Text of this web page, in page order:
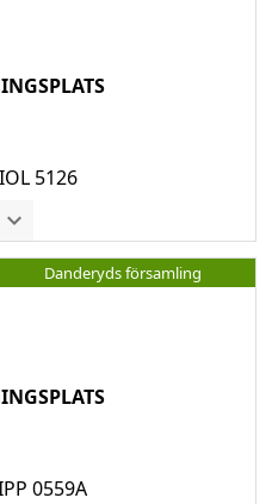
5126
Danderyds församling
0559A